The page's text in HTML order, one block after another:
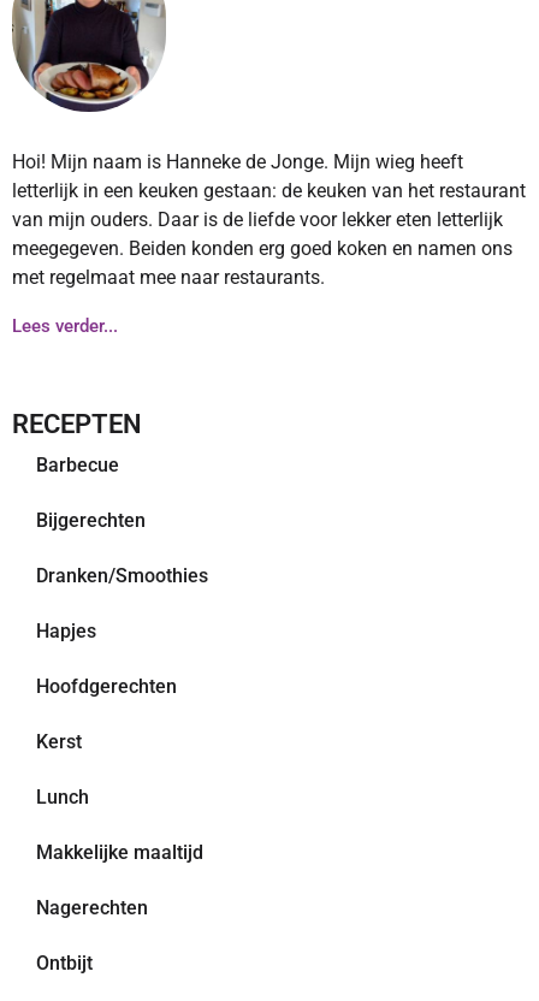
Hoi! Mijn naam is Hanneke de Jonge. Mijn wieg heeft
letterlijk in een keuken gestaan: de keuken van het restaurant
van mijn ouders. Daar is de liefde voor lekker eten letterlijk
meegegeven. Beiden konden erg goed koken en namen ons
met regelmaat mee naar restaurants.
Lees verder...
RECEPTEN
Barbecue
Bijgerechten
Dranken/Smoothies
Hapjes
Hoofdgerechten
Kerst
Lunch
Makkelijke maaltijd
Nagerechten
Ontbijt